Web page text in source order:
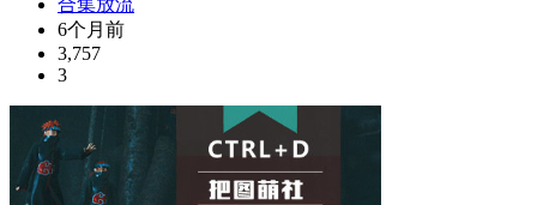
6个月前
3,757
3